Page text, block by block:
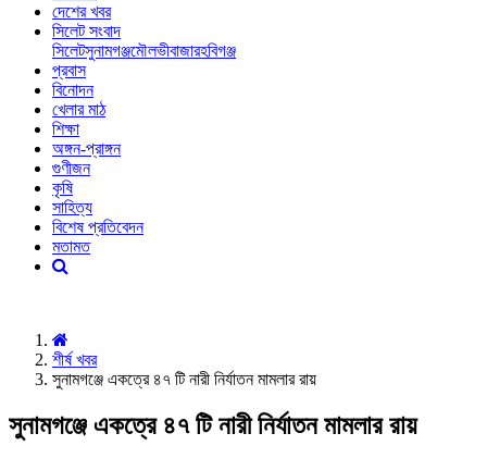
দেশের খবর
সিলেট সংবাদ
সিলেটসুনামগঞ্জমৌলভীবাজারহবিগঞ্জ
প্রবাস
বিনোদন
খেলার মাঠ
শিক্ষা
অঙ্গন-প্রাঙ্গন
গুণীজন
কৃষি
সাহিত্য
বিশেষ প্রতিবেদন
মতামত
শীর্ষ খবর
সুনামগঞ্জে একত্রে ৪৭ টি নারী নির্যাতন মামলার রায়
সুনামগঞ্জে একত্রে ৪৭ টি নারী নির্যাতন মামলার রায়